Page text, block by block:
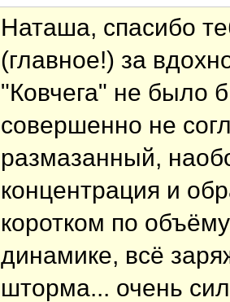
Наташа, спасибо
(главное!) за
"Ковчега" не было
совершенно не
размазанный,
концентрация и
коротком по
динамике, всё
шторма... очень